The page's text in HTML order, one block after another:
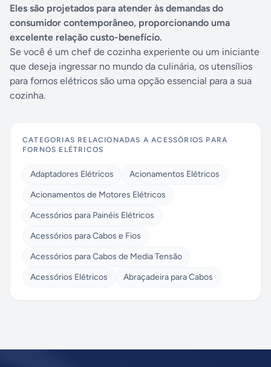
Eles são projetados para atender às demandas do
consumidor contemporâneo, proporcionando uma
excelente relação custo-benefício.
Se você é um chef de cozinha experiente ou um iniciante
que deseja ingressar no mundo da culinária, os utensílios
para fornos elétricos são uma opção essencial para a sua
cozinha.
CATEGORIAS RELACIONADAS AACESSÓRIOS PARA
FORNOS ELÉTRICOS
Adaptadores Elétricos
Acionamentos Elétricos
Acionamentos de Motores Elétricos
Acessórios para Painéis Elétricos
Acessórios para Cabos e Fios
Acessórios para Cabos de Media Tensão
Acessórios Elétricos
Abraçadeira para Cabos